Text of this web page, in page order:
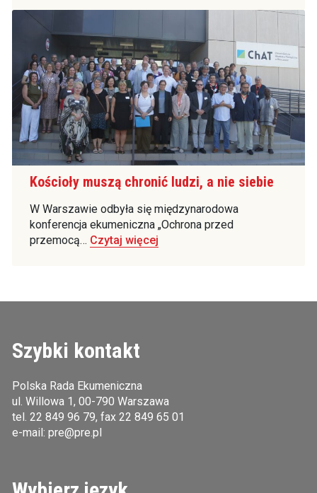
Kościoły muszą chronić ludzi, a nie siebie
W Warszawie odbyła się międzynarodowa
konferencja ekumeniczna „Ochrona przed
przemocą… Czytaj więcej
Szybki kontakt
Polska Rada Ekumeniczna
ul. Willowa 1, 00-790 Warszawa
tel. 22 849 96 79, fax 22 849 65 01
e-mail: pre@pre.pl